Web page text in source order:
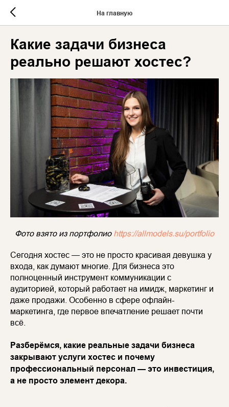
На главную
Какие задачи бизнеса
реально решают хостес?
Фото взято из портфолио https://allmodels.su/portfolio
Сегодня хостес — это не просто красивая девушка у
входа, как думают многие. Для бизнеса это
полноценный инструмент коммуникации с
аудиторией, который работает на имидж, маркетинг и
даже продажи. Особенно в сфере офлайн-
маркетинга, где первое впечатление решает почти
всё.
Разберёмся, какие реальные задачи бизнеса
закрывают услуги хостес и почему
профессиональный персонал — это инвестиция,
а не просто элемент декора.